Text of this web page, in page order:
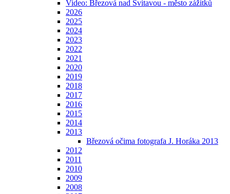
Video: Březová nad Svitavou - město zážitků
2026
2025
2024
2023
2022
2021
2020
2019
2018
2017
2016
2015
2014
2013
Březová očima fotografa J. Horáka 2013
2012
2011
2010
2009
2008